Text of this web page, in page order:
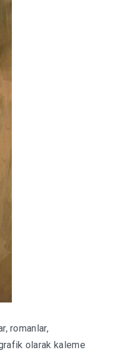
romanlar,
olarak kaleme